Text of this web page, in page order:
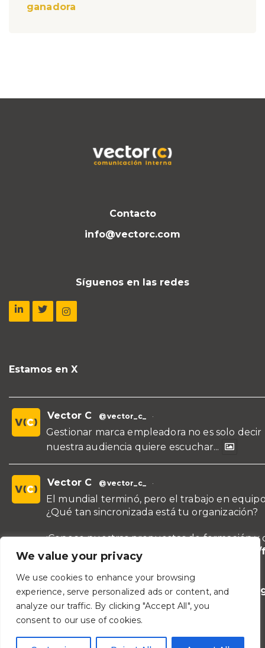
We value your privacy
We use cookies to enhance your browsing
experience, serve personalized ads or content, and
analyze our traffic. By clicking "Accept All", you
consent to our use of cookies.
ganadora
Contacto
info@vectorc.com
Síguenos en las redes
Estamos en X
Vector C @vector_c_ ·
Gestionar marca empleadora no es solo
nuestra audiencia quiere escuchar...
Vector C @vector_c_ ·
El mundial terminó, pero el trabajo en
¿Qué tan sincronizada está tu organización?
¡Conoce nuestras propuestas de formación y
para líderes y áreas!
https://
de-equipos/
#TeamBuilding #Comunicación
#TrabajoEnEquipo
Vector C